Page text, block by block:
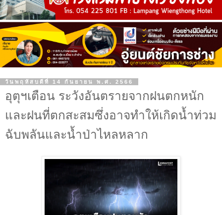
วันพฤหัสบดีที่ 14 กันยายน พ.ศ. 2566
อุตุฯเตือน ระวังอันตรายจากฝนตกหนัก
และฝนที่ตกสะสมซึ่งอาจทำให้เกิดน้ำท่วม
ฉับพลันและน้ำป่าไหลหลาก